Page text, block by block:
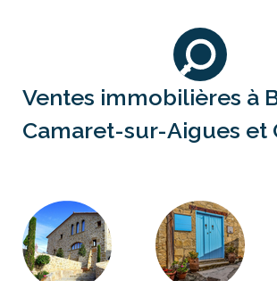
Ventes immobilières à
Camaret-sur-Aigues et